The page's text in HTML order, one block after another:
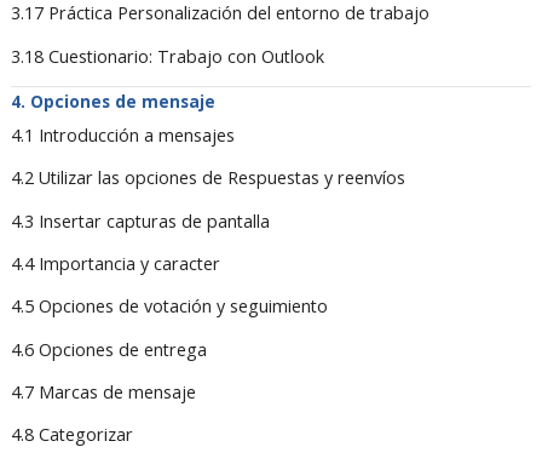
3.17 Práctica Personalización del entorno de trabajo
3.18 Cuestionario: Trabajo con Outlook
Opciones de mensaje
4.1 Introducción a mensajes
4.2 Utilizar las opciones de Respuestas y reenvíos
4.3 Insertar capturas de pantalla
4.4 Importancia y caracter
4.5 Opciones de votación y seguimiento
4.6 Opciones de entrega
4.7 Marcas de mensaje
4.8 Categorizar